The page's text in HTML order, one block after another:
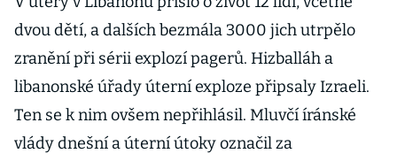
dvou dětí, a dalších bezmála 3000 jich utrpělo
zranění při sérii explozí pagerů. Hizballáh a
libanonské úřady úterní exploze připsaly Izraeli.
Ten se k nim ovšem nepřihlásil. Mluvčí íránské
vlády dnešní a úterní útoky označil za